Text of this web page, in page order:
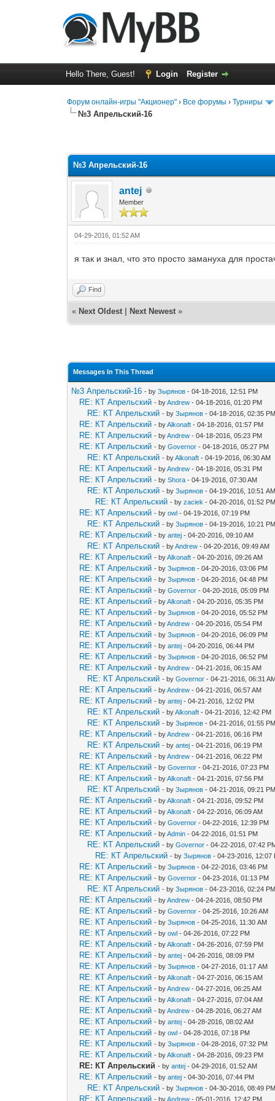
Hello There, Guest! Login Register
Форум онлайн-игры "Акционер" › Все форумы ›Турниры
№3 Апрельский-16
№3 Апрельский-16
antej
Member
04-29-2016, 01:52 AM
я так и знал, что это просто замануха для
Find
« Next Oldest Next Newest »
Messages In This Thread
№3 Апрельский-16 - byЗырянов - 04-18-2016, 12:51 PM
RE: КТ Апрельский - byAndrew - 04-18-2016, 01:20 PM
RE: КТ Апрельский - byЗырянов - 04-18-2016, 02:35 PM
RE: КТ Апрельский - byAlkonaft - 04-18-2016, 01:57 PM
RE: КТ Апрельский - byAndrew - 04-18-2016, 05:23 PM
RE: КТ Апрельский - byGovernor - 04-18-2016, 05:27 PM
RE: КТ Апрельский - byAlkonaft - 04-19-2016, 06:30 AM
RE: КТ Апрельский - byAndrew - 04-18-2016, 05:31 PM
RE: КТ Апрельский - byShora - 04-19-2016, 07:30 AM
RE: КТ Апрельский - byЗырянов - 04-19-2016, 10:51 AM
RE: КТ Апрельский - byzaciek - 04-20-2016, 01:52 PM
RE: КТ Апрельский - byowl - 04-19-2016, 07:19 PM
RE: КТ Апрельский - byЗырянов - 04-19-2016, 10:21 PM
RE: КТ Апрельский - byantej - 04-20-2016, 09:10 AM
RE: КТ Апрельский - byAndrew - 04-20-2016, 09:49 AM
RE: КТ Апрельский - byAlkonaft - 04-20-2016, 09:26 AM
RE: КТ Апрельский - byЗырянов - 04-20-2016, 03:06 PM
RE: КТ Апрельский - byЗырянов - 04-20-2016, 04:48 PM
RE: КТ Апрельский - byGovernor - 04-20-2016, 05:09 PM
RE: КТ Апрельский - byAlkonaft - 04-20-2016, 05:35 PM
RE: КТ Апрельский - byЗырянов - 04-20-2016, 05:52 PM
RE: КТ Апрельский - byAndrew - 04-20-2016, 05:54 PM
RE: КТ Апрельский - byЗырянов - 04-20-2016, 06:09 PM
RE: КТ Апрельский - byantej - 04-20-2016, 06:44 PM
RE: КТ Апрельский - byЗырянов - 04-20-2016, 06:52 PM
RE: КТ Апрельский - byAndrew - 04-21-2016, 06:15 AM
RE: КТ Апрельский - byGovernor - 04-21-2016, 06:31
RE: КТ Апрельский - byAndrew - 04-21-2016, 06:57 AM
RE: КТ Апрельский - byantej - 04-21-2016, 12:02 PM
RE: КТ Апрельский - byAlkonaft - 04-21-2016, 12:42 PM
RE: КТ Апрельский - byЗырянов - 04-21-2016, 01:55 PM
RE: КТ Апрельский - byAndrew - 04-21-2016, 06:16 PM
RE: КТ Апрельский - byantej - 04-21-2016, 06:19 PM
RE: КТ Апрельский - byAndrew - 04-21-2016, 06:22 PM
RE: КТ Апрельский - byGovernor - 04-21-2016, 07:23 PM
RE: КТ Апрельский - byAlkonaft - 04-21-2016, 07:56 PM
RE: КТ Апрельский - byЗырянов - 04-21-2016, 09:21 PM
RE: КТ Апрельский - byAlkonaft - 04-21-2016, 09:52 PM
RE: КТ Апрельский - byAlkonaft - 04-22-2016, 06:09 AM
RE: КТ Апрельский - byGovernor - 04-22-2016, 12:39 PM
RE: КТ Апрельский - byAdmin - 04-22-2016, 01:51 PM
RE: КТ Апрельский - byGovernor - 04-22-2016, 07:42
RE: КТ Апрельский - byЗырянов - 04-23-2016, 12:07
RE: КТ Апрельский - byЗырянов - 04-22-2016, 03:46 PM
RE: КТ Апрельский - byGovernor - 04-23-2016, 01:13 PM
RE: КТ Апрельский - byЗырянов - 04-23-2016, 02:24 PM
RE: КТ Апрельский - byAndrew - 04-24-2016, 08:50 PM
RE: КТ Апрельский - byGovernor - 04-25-2016, 10:26 AM
RE: КТ Апрельский - byЗырянов - 04-25-2016, 11:30 AM
RE: КТ Апрельский - byowl - 04-26-2016, 07:22 PM
RE: КТ Апрельский - byAlkonaft - 04-26-2016, 07:59 PM
RE: КТ Апрельский - byantej - 04-26-2016, 08:09 PM
RE: КТ Апрельский - byЗырянов - 04-27-2016, 01:17 AM
RE: КТ Апрельский - byAlkonaft - 04-27-2016, 06:15 AM
RE: КТ Апрельский - byAndrew - 04-27-2016, 06:25 AM
RE: КТ Апрельский - byAlkonaft - 04-27-2016, 07:04 AM
RE: КТ Апрельский - byAndrew - 04-28-2016, 06:27 AM
RE: КТ Апрельский - byantej - 04-28-2016, 08:02 AM
RE: КТ Апрельский - byowl - 04-28-2016, 07:18 PM
RE: КТ Апрельский - byЗырянов - 04-28-2016, 07:32 PM
RE: КТ Апрельский - byAlkonaft - 04-28-2016, 09:23 PM
RE: КТ Апрельский - byantej - 04-29-2016, 01:52 AM
RE: КТ Апрельский - byantej - 04-30-2016, 07:44 PM
RE: КТ Апрельский - byЗырянов - 04-30-2016, 08:49 PM
RE: КТ Апрельский - byAndrew - 05-01-2016, 12:42 PM